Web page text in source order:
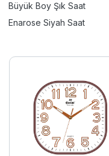
Büyük Boy Şık Saat
Enarose Siyah Saat